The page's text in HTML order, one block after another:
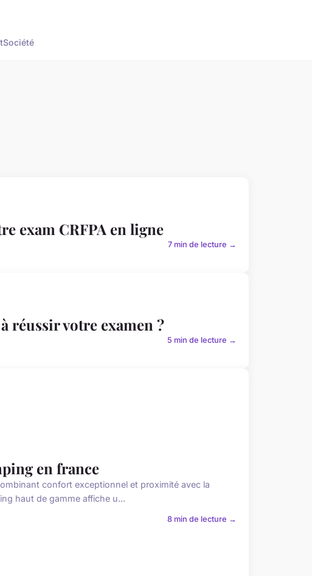
Société
exam CRFPA en ligne
7 min de lecture →
réussir votre examen ?
5 min de lecture →
en france
confort exceptionnel et proximité avec la
haut de gamme affiche u...
8 min de lecture →